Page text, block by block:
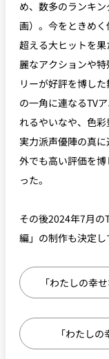
め、数多のランキ
画）。今をときめ
超える大ヒットを
麗なアクションや
リーが好評を博し
の一角に連なるTV
れるやいなや、色彩
実力派声優陣の真
外でも高い評価を
った。
その後2024年7月の
編」の制作も決定し
「わたしの幸
「わたし